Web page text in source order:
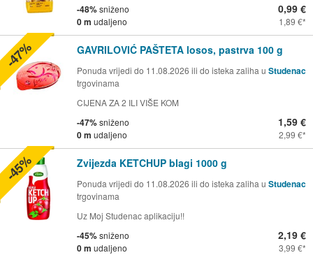
-48%sniženo
0 m udaljeno
0,99 €
1,89 €
GAVRILOVIĆ PAŠTETA losos, pastrva 100 g
Ponuda vrijedi do 11.08.2026 ili do isteka zaliha u Studenac
trgovinama
CIJENA ZA 2 ILI VIŠE KOM
-47%sniženo
0 m udaljeno
1,59 €
2,99 €
-47%
Zvijezda KETCHUP blagi 1000 g
Ponuda vrijedi do 11.08.2026 ili do isteka zaliha u Studenac
trgovinama
Uz Moj Studenac aplikaciju!!
-45%sniženo
0 m udaljeno
2,19 €
3,99 €
-45%